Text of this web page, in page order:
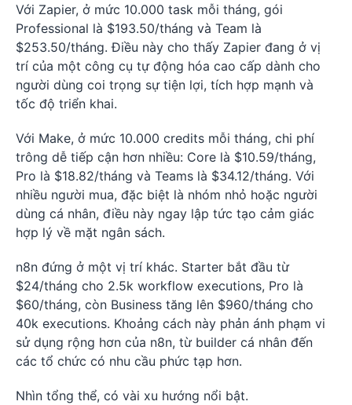
Với Zapier, ở mức 10.000 task mỗi tháng, gói
Professional là $193.50/tháng và Team là
$253.50/tháng. Điều này cho thấy Zapier đang ở vị
trí của một công cụ tự động hóa cao cấp dành cho
người dùng coi trọng sự tiện lợi, tích hợp mạnh và
tốc độ triển khai.
Với Make, ở mức 10.000 credits mỗi tháng, chi phí
trông dễ tiếp cận hơn nhiều: Core là $10.59/tháng,
Pro là $18.82/tháng và Teams là $34.12/tháng. Với
nhiều người mua, đặc biệt là nhóm nhỏ hoặc người
dùng cá nhân, điều này ngay lập tức tạo cảm giác
hợp lý về mặt ngân sách.
n8n đứng ở một vị trí khác. Starter bắt đầu từ
$24/tháng cho 2.5k workflow executions, Pro là
$60/tháng, còn Business tăng lên $960/tháng cho
40k executions. Khoảng cách này phản ánh phạm vi
sử dụng rộng hơn của n8n, từ builder cá nhân đến
các tổ chức có nhu cầu phức tạp hơn.
Nhìn tổng thể, có vài xu hướng nổi bật.